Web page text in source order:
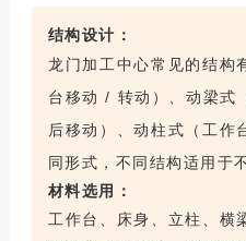
结构设计：
龙门加工中心常见的结构
台移动 / 转动）、动梁式
后移动）、动柱式（工作
同形式，不同结构适用于
材料选用：
工作台、床身、立柱、横